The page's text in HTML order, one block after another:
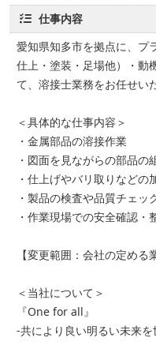
仕事内容
愛知県知多市を拠点に、プ
仕上・塗装・足場他）・動
て、溶接士業務をお任せい
＜具体的な仕事内容＞
・金属部品の溶接作業
・図面を見ながらの部品の
・仕上げやバリ取りなどの
・製品の検査や品質チェッ
・作業現場での安全確認
【変更範囲：会社の定める
＜当社について＞
『One for all』
-共により良い明るい未来